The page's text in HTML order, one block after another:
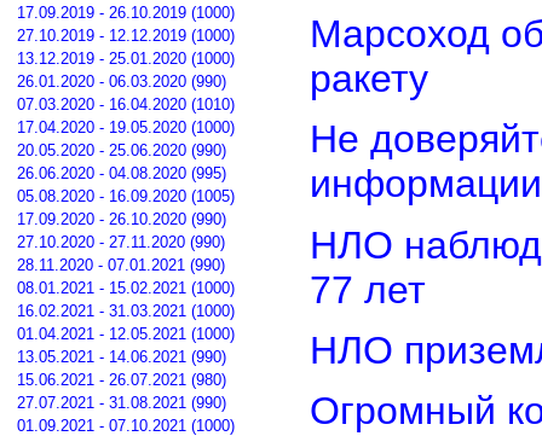
17.09.2019 - 26.10.2019 (1000)
27.10.2019 - 12.12.2019 (1000)
13.12.2019 - 25.01.2020 (1000)
26.01.2020 - 06.03.2020 (990)
07.03.2020 - 16.04.2020 (1010)
17.04.2020 - 19.05.2020 (1000)
20.05.2020 - 25.06.2020 (990)
26.06.2020 - 04.08.2020 (995)
05.08.2020 - 16.09.2020 (1005)
17.09.2020 - 26.10.2020 (990)
27.10.2020 - 27.11.2020 (990)
28.11.2020 - 07.01.2021 (990)
08.01.2021 - 15.02.2021 (1000)
16.02.2021 - 31.03.2021 (1000)
01.04.2021 - 12.05.2021 (1000)
13.05.2021 - 14.06.2021 (990)
15.06.2021 - 26.07.2021 (980)
27.07.2021 - 31.08.2021 (990)
01.09.2021 - 07.10.2021 (1000)
Марсоход
ракету
Не
информации
НЛО
77 лет
НЛО
Огромный